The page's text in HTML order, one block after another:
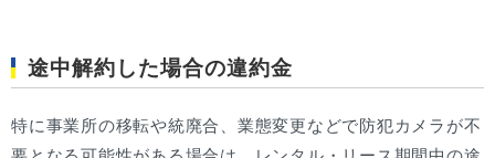
途中解約した場合の違約金
特に事業所の移転や統廃合、業態変更などで防犯カメラが不